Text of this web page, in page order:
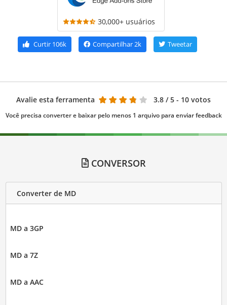
30,000+ usuários
Curtir 106k Compartilhar2k Tweetar
Avalie esta ferramenta 3.8 / 5 - 10 votos
Você precisa converter e baixar pelo menos 1 arquivo para enviar feedback
CONVERSOR
Converter de MD
MD a 3GP
MD a 7Z
MD a AAC